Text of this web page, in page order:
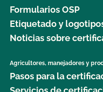
Formularios OSP
Etiquetado y
Noticias sobre
Agricultores, manejadores y
Pasos para la